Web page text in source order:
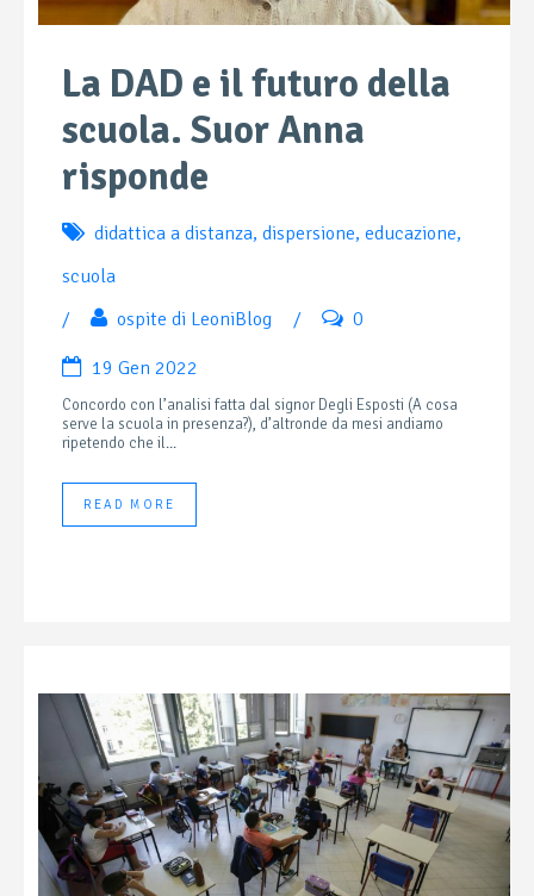
La DAD e il futuro della
scuola. Suor Anna
risponde
didattica a distanza, dispersione, educazione,
scuola
/
ospite di LeoniBlog / 0
19 Gen 2022
Concordo con l’analisi fatta dal signor Degli Esposti (A cosa
serve la scuola in presenza?), d’altronde da mesi andiamo
ripetendo che il...
READ MORE